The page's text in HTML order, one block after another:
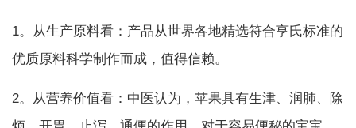
1。从生产原料看：产品从世界各地精选符合亨氏标准的
优质原料科学制作而成，值得信赖。
2。从营养价值看：中医认为，苹果具有生津、润肺、除